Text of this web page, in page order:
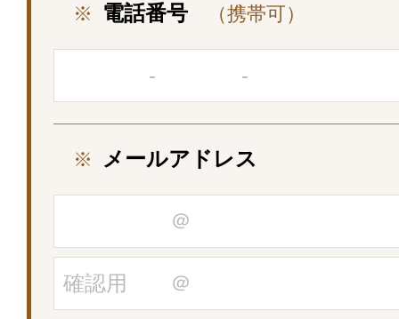
※ 電話番号（携帯可）
※ メールアドレス